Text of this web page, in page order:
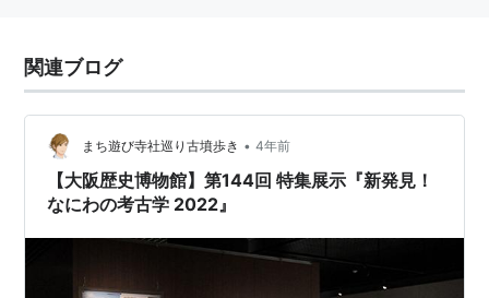
関連ブログ
まち遊び寺社巡り古墳歩き • 4年前
【大阪歴史博物館】第144回 特集展示『新発見！
なにわの考古学 2022』